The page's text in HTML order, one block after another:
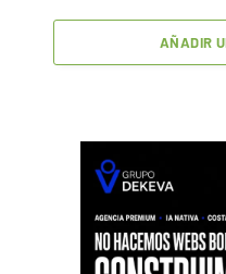
AÑADIR